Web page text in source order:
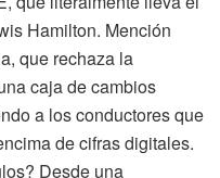
Hamilton. Mención
que rechaza la
caja de cambios
a los conductores que
de cifras digitales.
Desde una